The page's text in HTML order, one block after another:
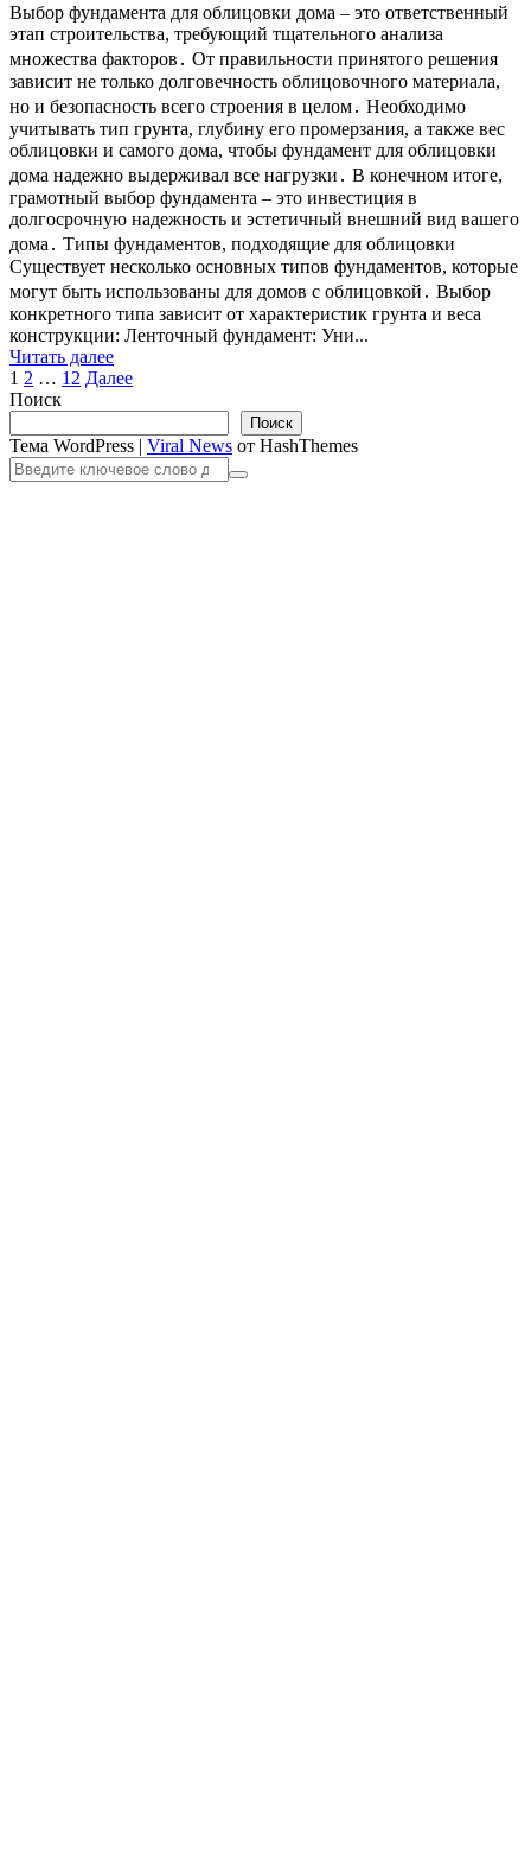
Выбор фундамента для облицовки дома – это ответственный
этап строительства, требующий тщательного анализа
множества факторов․ От правильности принятого решения
зависит не только долговечность облицовочного материала,
но и безопасность всего строения в целом․ Необходимо
учитывать тип грунта, глубину его промерзания, а также вес
облицовки и самого дома, чтобы фундамент для облицовки
дома надежно выдерживал все нагрузки․ В конечном итоге,
грамотный выбор фундамента – это инвестиция в
долгосрочную надежность и эстетичный внешний вид вашего
дома․ Типы фундаментов, подходящие для облицовки
Существует несколько основных типов фундаментов, которые
могут быть использованы для домов с облицовкой․ Выбор
конкретного типа зависит от характеристик грунта и веса
конструкции: Ленточный фундамент: Уни...
Читать далее
Пагинация
записей
1 2 … 12 Далее
Поиск
Поиск
Тема WordPress | Viral News от HashThemes